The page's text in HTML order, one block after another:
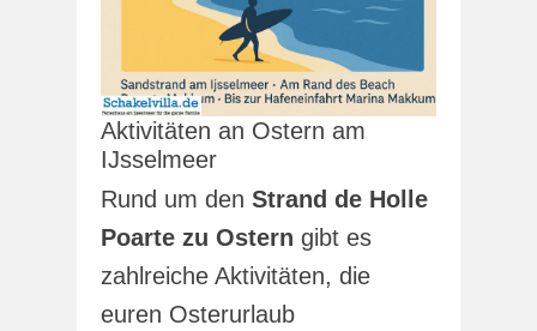
Aktivitäten an Ostern am
IJsselmeer
Rund um den Strand de Holle
Poarte zu Ostern gibt es
zahlreiche Aktivitäten, die
euren Osterurlaub